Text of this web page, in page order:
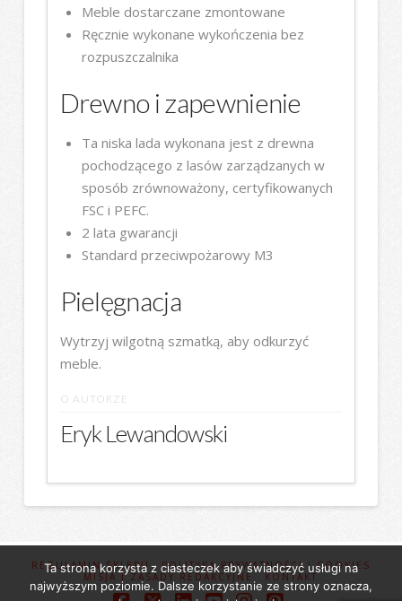
Meble dostarczane zmontowane
Ręcznie wykonane wykończenia bez
rozpuszczalnika
Drewno i zapewnienie
Ta niska lada wykonana jest z drewna
pochodzącego z lasów zarządzanych w
sposób zrównoważony, certyfikowanych
FSC i PEFC.
2 lata gwarancji
Standard przeciwpożarowy M3
Pielęgnacja
Wytrzyj wilgotną szmatką, aby odkurzyć
meble.
O AUTORZE
Eryk Lewandowski
REGULAMIN SKLEPU
POLITYKA PRYWATNOŚCI I COOKIES
MISJA I ZASADY REDAKCYJNE
KONTAKT
Ta strona korzysta z ciasteczek aby świadczyć usługi na
najwyższym poziomie. Dalsze korzystanie ze strony oznacza,